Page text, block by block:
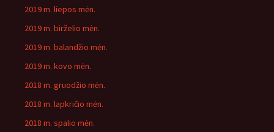
2019 m. liepos mėn.
2019 m. birželio mėn.
2019 m. balandžio mėn.
2019 m. kovo mėn.
2018 m. gruodžio mėn.
2018 m. lapkričio mėn.
2018 m. spalio mėn.